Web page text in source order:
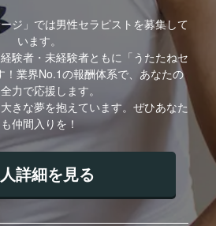
ジ」では男性セラピストを募集して
います。
験者・未経験者ともに「うたたねセ
！業界No.1の報酬体系で、あなたの
力で応援します。
きな夢を抱えています。ぜひあなた
も仲間入りを！
詳細を見る